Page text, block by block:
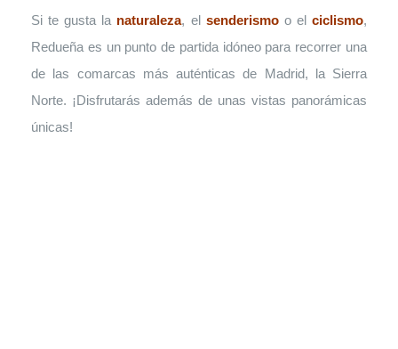
Si te gusta la naturaleza, el senderismoo elciclismo,
Redueña es un punto de partida idóneo para recorrer una
de las comarcas más auténticas de Madrid, la Sierra
Norte. ¡Disfrutarás además de unas vistas panorámicas
únicas!